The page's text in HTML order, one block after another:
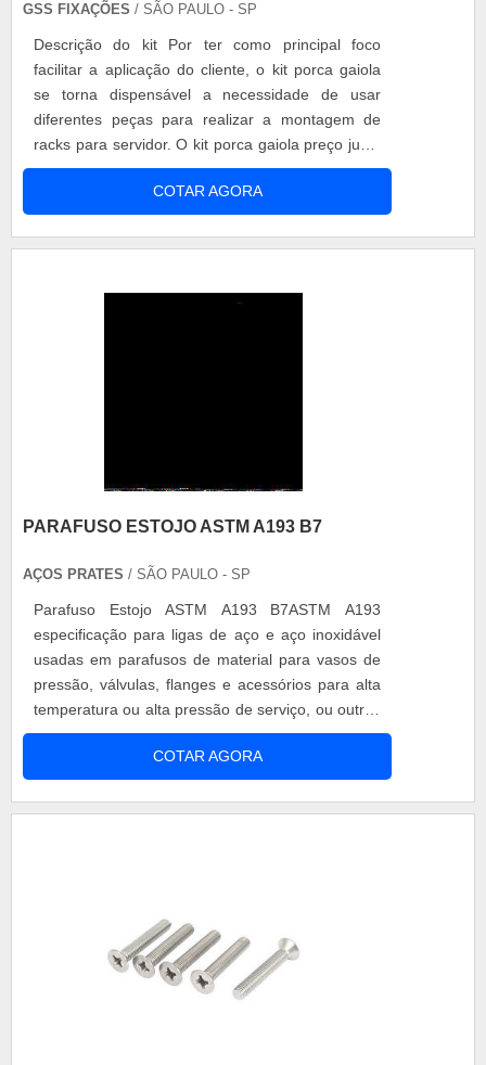
GSS FIXAÇÕES / SÃO PAULO - SP
Descrição do kit Por ter como principal foco
facilitar a aplicação do cliente, o kit porca gaiola
se torna dispensável a necessidade de usar
diferentes peças para realizar a montagem de
racks para servidor. O kit porca gaiola preço justo
e acessível é um agrupamento de peças que são
usadas para a fixação de objetos e equipamentos
em racks para servidor. Todas as peças inclusas
COTAR AGORA
PARAFUSO ESTOJO ASTM A193 B7
AÇOS PRATES / SÃO PAULO - SP
Parafuso Estojo ASTM A193 B7ASTM A193
especificação para ligas de aço e aço inoxidável
usadas em parafusos de material para vasos de
pressão, válvulas, flanges e acessórios para alta
temperatura ou alta pressão de serviço, ou outras
classes de fins especiais de aplicações severas,
incluindo aços ferríticos e aços inoxidáveis,
austeníticos B5 e B8, e assim por diante. A
COTAR AGORA